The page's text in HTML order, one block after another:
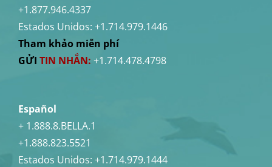
+1.877.946.4337
Estados Unidos: +1.714.979.1446
Tham khảo miễn phí
GỬI TIN NHẮN: +1.714.478.4798
Español
+ 1.888.8.BELLA.1
+1.888.823.5521
Estados Unidos: +1.714.979.1444